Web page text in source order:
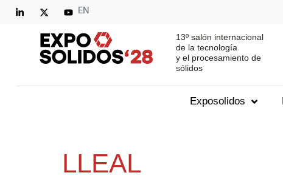
EN
13º salón internacional
de la tecnología
y el procesamiento de
sólidos
Exposolidos
LLEAL